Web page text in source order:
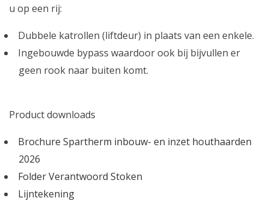
u op een rij:
Dubbele katrollen (liftdeur) in plaats van een enkele.
Ingebouwde bypass waardoor ook bij bijvullen er
geen rook naar buiten komt.
Product downloads
Brochure Spartherm inbouw- en inzet houthaarden
2026
Folder Verantwoord Stoken
Lijntekening